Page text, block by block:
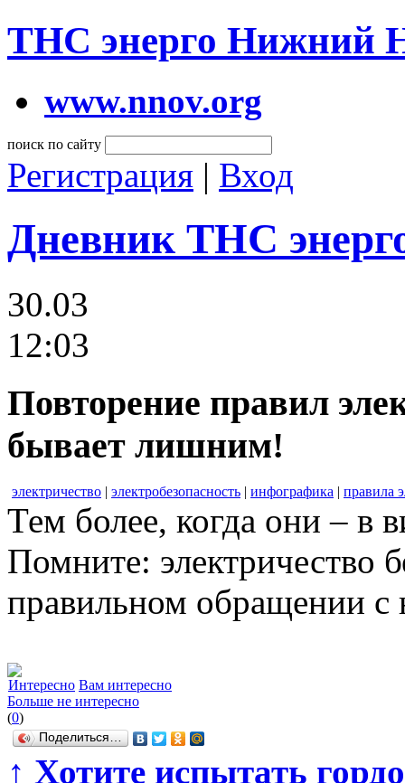
ТНС энерго Нижний
www.nnov.org
поиск по сайту
Регистрация | Вход
Дневник ТНС
30.03
12:03
Повторение правил
бывает лишним!
электричество | электробезопасность | инфографика | правила
Тем более, когда они – в
Помните: электричество
правильном обращении
Интересно Вам интересно
Больше не интересно
(0)
Поделиться…
↑ Хотите испытать